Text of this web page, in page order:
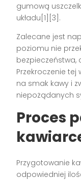
gumową
układu[1][3].
Zalecane jest
poziomu nie
bezpieczeństwa,
Przekroczenie
na smak kawy i
niepożądanych
Proces
Przygotowanie
odpowiedniej